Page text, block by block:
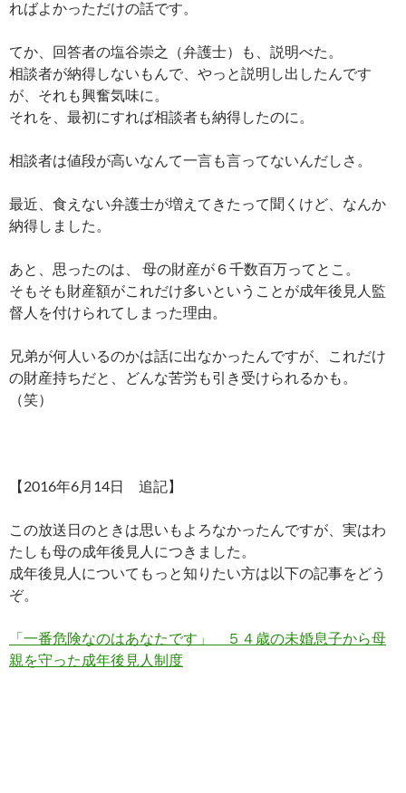
ればよかっただけの話です。
てか、回答者の塩谷崇之（弁護士）も、説明べた。
相談者が納得しないもんで、やっと説明し出したんです
が、それも興奮気味に。
それを、最初にすれば相談者も納得したのに。
相談者は値段が高いなんて一言も言ってないんだしさ。
最近、食えない弁護士が増えてきたって聞くけど、なんか
納得しました。
あと、思ったのは、 母の財産が６千数百万ってとこ。
そもそも財産額がこれだけ多いということが成年後見人監
督人を付けられてしまった理由。
兄弟が何人いるのかは話に出なかったんですが、これだけ
の財産持ちだと、どんな苦労も引き受けられるかも。
（笑）
【2016年6月14日 追記】
この放送日のときは思いもよろなかったんですが、実はわ
たしも母の成年後見人につきました。
成年後見人についてもっと知りたい方は以下の記事をどう
ぞ。
「一番危険なのはあなたです」 ５４歳の未婚息子から母
親を守った成年後見人制度